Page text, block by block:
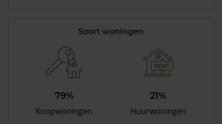
Soort woningen
79%
Koopwoningen
21%
Huurwoningen